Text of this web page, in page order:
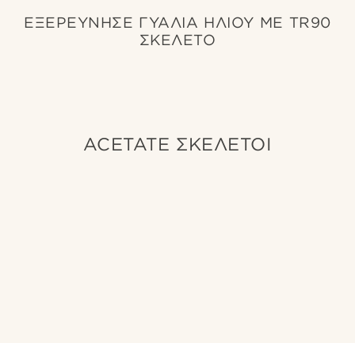
ΕΞΕΡΕΥΝΗΣΕ ΓΥΑΛΙΑ ΗΛΙΟΥ ΜΕ TR90
ΣΚΕΛΕΤΟ
ACETATE ΣΚΕΛΕΤΟΊ